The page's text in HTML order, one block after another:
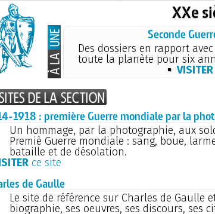
XXe
Seconde
Des dossiers en rapport
toute la planète pour six
VISITER
1918 : première Guerre mondiale par la
Un hommage, par la photographie, aux
Premiè Guerre mondiale : sang, boue,
bataille et de désolation.
ce site
de Gaulle
Le site de référence sur Charles de Gaulle
biographie, ses oeuvres, ses discours, ses